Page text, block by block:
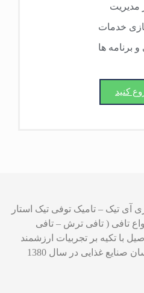
مدیریت
خدمات
برنامه ها
کنید
آی تیک – تامیک توفی تیک استار
تافی ( تافی ترش – تافی
با تکیه بر تجربیات ارزشمند
مدیران خود و دانش بروز مهندسان صنایع غذایی در سال 1380